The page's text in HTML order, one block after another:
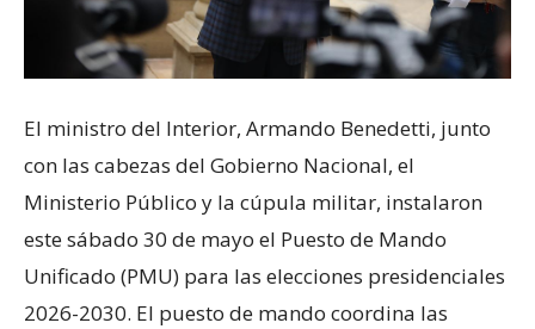
El ministro del Interior, Armando Benedetti, junto
con las cabezas del Gobierno Nacional, el
Ministerio Público y la cúpula militar, instalaron
este sábado 30 de mayo el Puesto de Mando
Unificado (PMU) para las elecciones presidenciales
2026-2030. El puesto de mando coordina las